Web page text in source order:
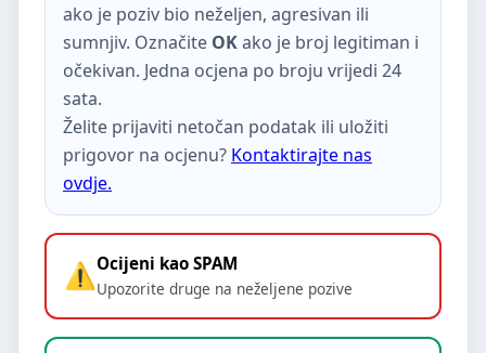
ako je poziv bio neželjen, agresivan ili
sumnjiv. Označite OKako je broj legitiman i
očekivan. Jedna ocjena po broju vrijedi 24
sata.
Želite prijaviti netočan podatak ili uložiti
prigovor na ocjenu? Kontaktirajte nas
ovdje.
Ocijeni kao SPAM
Upozorite druge na neželjene pozive